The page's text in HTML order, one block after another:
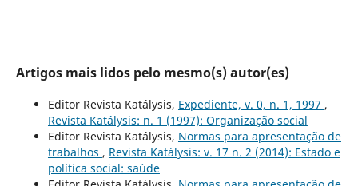
Artigos mais lidos pelo mesmo(s) autor(es)
Editor Revista Katálysis, Expediente, v. 0, n. 1, 1997 ,
Revista Katálysis: n. 1 (1997): Organização social
Editor Revista Katálysis, Normas para apresentação de
trabalhos , Revista Katálysis: v. 17 n. 2 (2014): Estado e
política social: saúde